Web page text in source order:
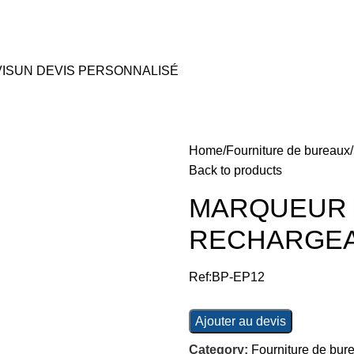
UN DEVIS PERSONNALISÉ
Home Fourniture de bureaux
Back to products
Ref:BP-EP12
Ajouter au devis
Category: Fourniture de